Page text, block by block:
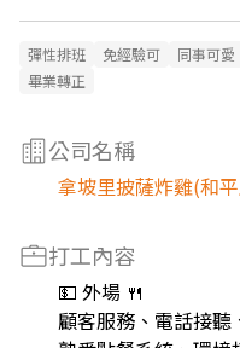
彈性排班 免經驗可 同事可愛
畢業轉正
公司名稱
拿坡里披薩炸雞(和
打工內容
💵 外場 🍴
顧客服務、電話接